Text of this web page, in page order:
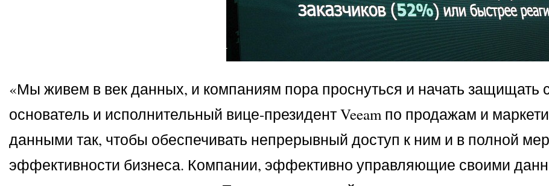
«Мы живем в век данных, и компаниям пора проснуться и начать
основатель и исполнительный вице-президент Veeam по продажам и
данными так, чтобы обеспечивать непрерывный доступ к ним и в полной
эффективности бизнеса. Компании, эффективно управляющие своими